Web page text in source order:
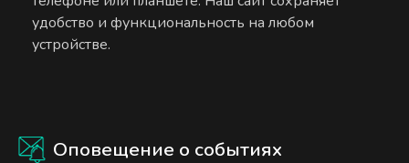
удобство и функциональность на любом
устройстве.
Оповещение о событиях